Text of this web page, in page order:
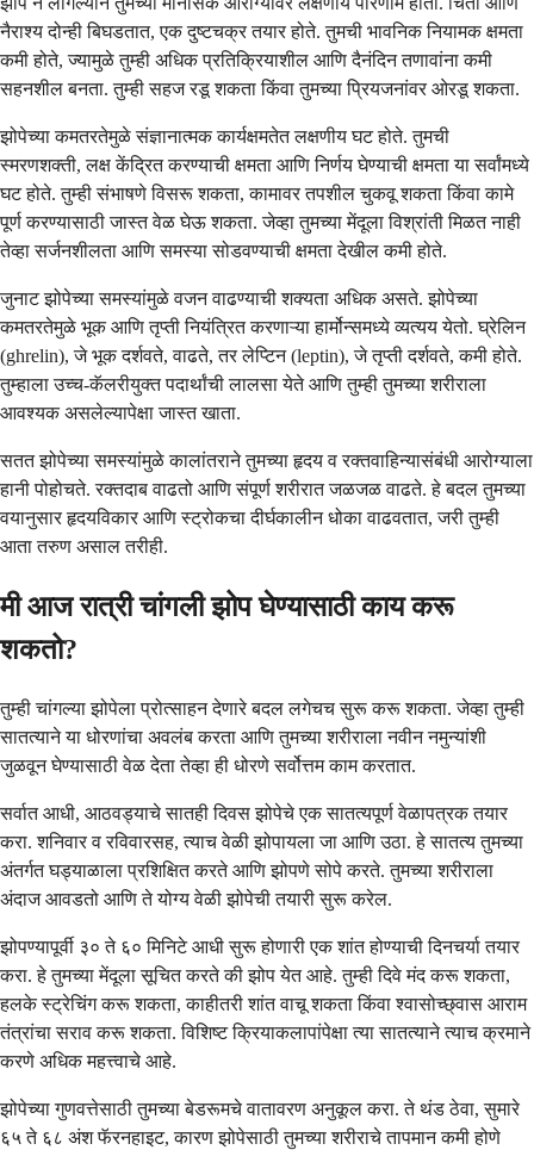
नैराश्य दोन्ही बिघडतात, एक दुष्टचक्र तयार होते. तुमची भावनिक नियामक क्षमता
कमी होते, ज्यामुळे तुम्ही अधिक प्रतिक्रियाशील आणि दैनंदिन तणावांना कमी
सहनशील बनता. तुम्ही सहज रडू शकता किंवा तुमच्या प्रियजनांवर ओरडू शकता.
झोपेच्या कमतरतेमुळे संज्ञानात्मक कार्यक्षमतेत लक्षणीय घट होते. तुमची
स्मरणशक्ती, लक्ष केंद्रित करण्याची क्षमता आणि निर्णय घेण्याची क्षमता या सर्वांमध्ये
घट होते. तुम्ही संभाषणे विसरू शकता, कामावर तपशील चुकवू शकता किंवा कामे
पूर्ण करण्यासाठी जास्त वेळ घेऊ शकता. जेव्हा तुमच्या मेंदूला विश्रांती मिळत नाही
तेव्हा सर्जनशीलता आणि समस्या सोडवण्याची क्षमता देखील कमी होते.
जुनाट झोपेच्या समस्यांमुळे वजन वाढण्याची शक्यता अधिक असते. झोपेच्या
कमतरतेमुळे भूक आणि तृप्ती नियंत्रित करणाऱ्या हार्मोन्समध्ये व्यत्यय येतो. घ्रेलिन
(ghrelin), जे भूक दर्शवते, वाढते, तर लेप्टिन (leptin), जे तृप्ती दर्शवते, कमी होते.
तुम्हाला उच्च-कॅलरीयुक्त पदार्थांची लालसा येते आणि तुम्ही तुमच्या शरीराला
आवश्यक असलेल्यापेक्षा जास्त खाता.
सतत झोपेच्या समस्यांमुळे कालांतराने तुमच्या हृदय व रक्तवाहिन्यासंबंधी आरोग्याला
हानी पोहोचते. रक्तदाब वाढतो आणि संपूर्ण शरीरात जळजळ वाढते. हे बदल तुमच्या
वयानुसार हृदयविकार आणि स्ट्रोकचा दीर्घकालीन धोका वाढवतात, जरी तुम्ही
आता तरुण असाल तरीही.
मी आज रात्री चांगली झोप घेण्यासाठी काय करू
शकतो?
तुम्ही चांगल्या झोपेला प्रोत्साहन देणारे बदल लगेचच सुरू करू शकता. जेव्हा तुम्ही
सातत्याने या धोरणांचा अवलंब करता आणि तुमच्या शरीराला नवीन नमुन्यांशी
जुळवून घेण्यासाठी वेळ देता तेव्हा ही धोरणे सर्वोत्तम काम करतात.
सर्वात आधी, आठवड्याचे सातही दिवस झोपेचे एक सातत्यपूर्ण वेळापत्रक तयार
करा. शनिवार व रविवारसह, त्याच वेळी झोपायला जा आणि उठा. हे सातत्य तुमच्या
अंतर्गत घड्याळाला प्रशिक्षित करते आणि झोपणे सोपे करते. तुमच्या शरीराला
अंदाज आवडतो आणि ते योग्य वेळी झोपेची तयारी सुरू करेल.
झोपण्यापूर्वी ३० ते ६० मिनिटे आधी सुरू होणारी एक शांत होण्याची दिनचर्या तयार
करा. हे तुमच्या मेंदूला सूचित करते की झोप येत आहे. तुम्ही दिवे मंद करू शकता,
हलके स्ट्रेचिंग करू शकता, काहीतरी शांत वाचू शकता किंवा श्वासोच्छ्वास आराम
तंत्रांचा सराव करू शकता. विशिष्ट क्रियाकलापांपेक्षा त्या सातत्याने त्याच क्रमाने
करणे अधिक महत्त्वाचे आहे.
झोपेच्या गुणवत्तेसाठी तुमच्या बेडरूमचे वातावरण अनुकूल करा. ते थंड ठेवा, सुमारे
६५ ते ६८ अंश फॅरनहाइट, कारण झोपेसाठी तुमच्या शरीराचे तापमान कमी होणे